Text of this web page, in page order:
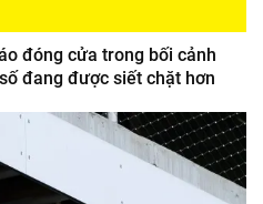
đóng cửa trong bối cảnh
đang được siết chặt hơn